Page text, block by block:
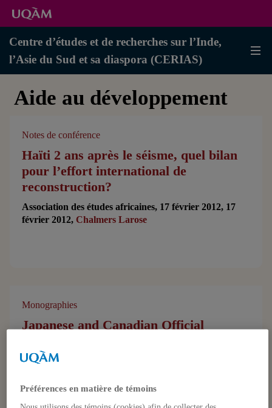
Centre d’études et de recherches sur l’Inde,
l’Asie du Sud et sa diaspora (CERIAS)
Aide au développement
Notes de conférence
Haïti 2 ans après le séisme, quel bilan
pour l’effort international de
reconstruction?
Association des études africaines, 17 février 2012, 17
février 2012,Chalmers Larose
Monographies
Japanese and Canadian Official
Pacific: Indonesia and Vietnam
Préférences en matière de témoins